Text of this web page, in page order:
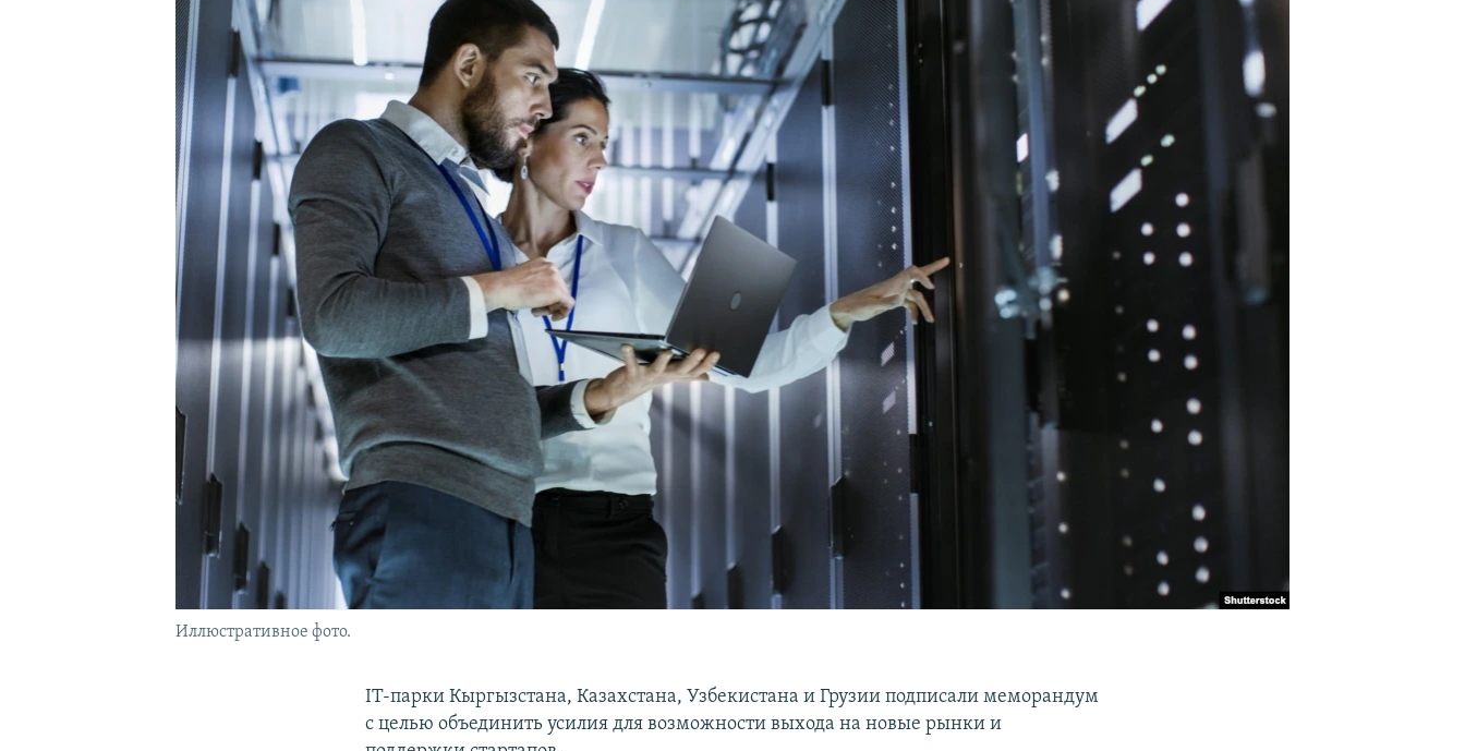
Иллюстративное фото.
IT-парки Кыргызстана, Казахстана, Узбекистана и Грузии подписали меморандум
с целью объединить усилия для возможности выхода на новые рынки и